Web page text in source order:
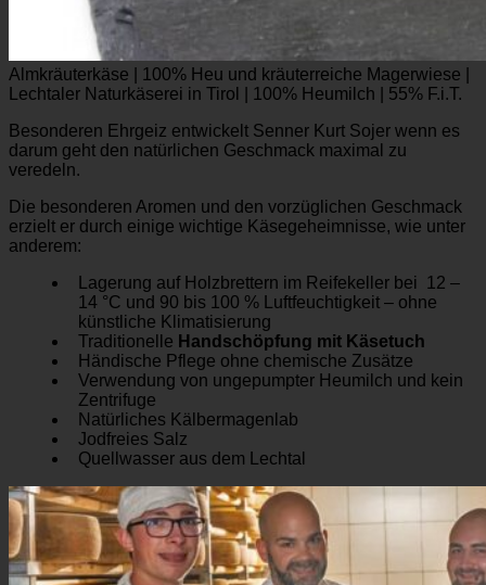
Almkräuterkäse | 100% Heu und kräuterreiche Magerwiese |
Lechtaler Naturkäserei in Tirol | 100% Heumilch | 55% F.i.T.
Besonderen Ehrgeiz entwickelt Senner Kurt Sojer wenn es
darum geht den natürlichen Geschmack maximal zu
veredeln.
Die besonderen Aromen und den vorzüglichen Geschmack
erzielt er durch einige wichtige Käsegeheimnisse, wie unter
anderem:
Lagerung auf Holzbrettern im Reifekeller bei 12 –
14 °C und 90 bis 100 % Luftfeuchtigkeit – ohne
künstliche Klimatisierung
Traditionelle Handschöpfung mit Käsetuch
Händische Pflege ohne chemische Zusätze
Verwendung von ungepumpter Heumilch und kein
Zentrifuge
Natürliches Kälbermagenlab
Jodfreies Salz
Quellwasser aus dem Lechtal